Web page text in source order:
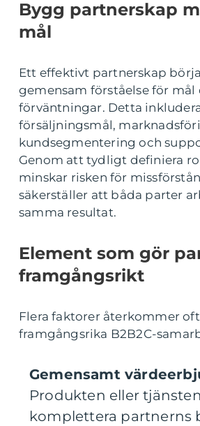
Bygg partnerskap
mål
Ett effektivt partnerskap
gemensam förståelse för mål
förväntningar. Detta
försäljningsmål,
kundsegmentering och
Genom att tydligt definiera
minskar risken för
säkerställer att båda parter
samma resultat.
Element som gör
framgångsrikt
Flera faktorer återkommer
framgångsrika B2B2C-
Gemensamt
Produkten eller
komplettera partnerns